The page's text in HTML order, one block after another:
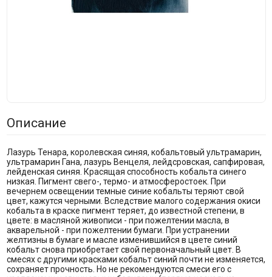
Описание
Лазурь Тенара, королевская синяя, кобальтовый ультрамарин,
ультрамарин Гана, лазурь Венцеля, лейдсровская, сапфировая,
лейденская синяя. Красящая способность кобальта синего
низкая. Пигмент свего-, термо- и атмосферостоек. При
вечернем освещении темные синие кобальты теряют свой
цвет, кажутся черными. Вследствие малого содержания окиси
кобальта в краске пигмент теряет, до известной степени, в
цвете: в масляной живописи - при пожелтении масла, в
акварельной - при пожелтении бумаги. При устранении
желтизны в бумаге и масле изменившийся в цвете синий
кобальт снова приобретает свой первоначальный цвет. В
смесях с другими красками кобальт синий почти не изменяется,
сохраняет прочность. Но не рекомендуются смеси его с